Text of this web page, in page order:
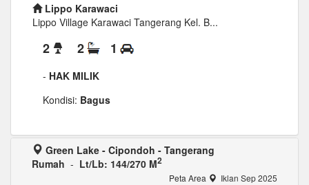
Lippo Karawaci
Lippo Village Karawaci Tangerang Kel. B...
2 2 1
- HAK MILIK
Kondisi: Bagus
Green Lake - Cipondoh - Tangerang
Rumah - Lt/Lb: 144/270 M2
Peta Area Iklan Sep 2025